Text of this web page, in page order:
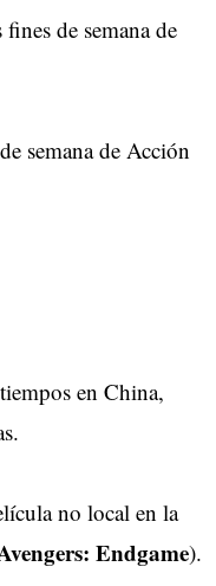
de semana de
semana de Acción
en China,
no local en la
Endgame).